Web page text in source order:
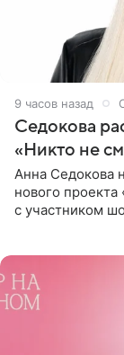
9 часов назад
Седокова
«Никто не
Анна Седокова
нового
с участником